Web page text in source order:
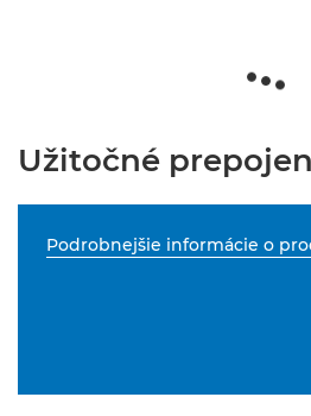
Užitočné
Podrobnejšie informácie o